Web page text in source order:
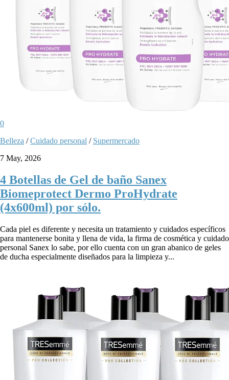
0
Belleza /Cuidado personal / Supermercado
7 May, 2026
4 Botellas de Gel de baño Sanex
Biomeprotect Dermo ProHydrate
(4x600ml) por sólo.
Cada piel es diferente y necesita un tratamiento y cuidados específicos
para mantenerse bonita y llena de vida, la firma de cosmética y cuidado
personal Sanex lo sabe, por ello cuenta con un gran abanico de geles
de ducha especialmente diseñados para la limpieza y...